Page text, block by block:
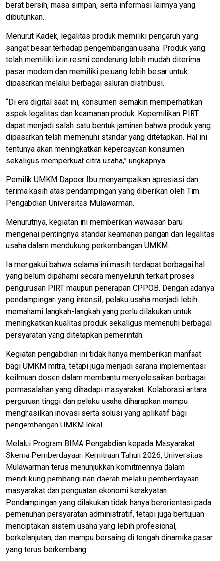
berat bersih, masa simpan, serta informasi lainnya yang
dibutuhkan.
Menurut Kadek, legalitas produk memiliki pengaruh yang
sangat besar terhadap pengembangan usaha. Produk yang
telah memiliki izin resmi cenderung lebih mudah diterima
pasar modern dan memiliki peluang lebih besar untuk
dipasarkan melalui berbagai saluran distribusi.
“Di era digital saat ini, konsumen semakin memperhatikan
aspek legalitas dan keamanan produk. Kepemilikan PIRT
dapat menjadi salah satu bentuk jaminan bahwa produk yang
dipasarkan telah memenuhi standar yang ditetapkan. Hal ini
tentunya akan meningkatkan kepercayaan konsumen
sekaligus memperkuat citra usaha,” ungkapnya.
Pemilik UMKM Dapoer Ibu menyampaikan apresiasi dan
terima kasih atas pendampingan yang diberikan oleh Tim
Pengabdian Universitas Mulawarman.
Menurutnya, kegiatan ini memberikan wawasan baru
mengenai pentingnya standar keamanan pangan dan legalitas
usaha dalam mendukung perkembangan UMKM.
Ia mengakui bahwa selama ini masih terdapat berbagai hal
yang belum dipahami secara menyeluruh terkait proses
pengurusan PIRT maupun penerapan CPPOB. Dengan adanya
pendampingan yang intensif, pelaku usaha menjadi lebih
memahami langkah-langkah yang perlu dilakukan untuk
meningkatkan kualitas produk sekaligus memenuhi berbagai
persyaratan yang ditetapkan pemerintah.
Kegiatan pengabdian ini tidak hanya memberikan manfaat
bagi UMKM mitra, tetapi juga menjadi sarana implementasi
keilmuan dosen dalam membantu menyelesaikan berbagai
permasalahan yang dihadapi masyarakat. Kolaborasi antara
perguruan tinggi dan pelaku usaha diharapkan mampu
menghasilkan inovasi serta solusi yang aplikatif bagi
pengembangan UMKM lokal.
Melalui Program BIMA Pengabdian kepada Masyarakat
Skema Pemberdayaan Kemitraan Tahun 2026, Universitas
Mulawarman terus menunjukkan komitmennya dalam
mendukung pembangunan daerah melalui pemberdayaan
masyarakat dan penguatan ekonomi kerakyatan.
Pendampingan yang dilakukan tidak hanya berorientasi pada
pemenuhan persyaratan administratif, tetapi juga bertujuan
menciptakan sistem usaha yang lebih profesional,
berkelanjutan, dan mampu bersaing di tengah dinamika pasar
yang terus berkembang.